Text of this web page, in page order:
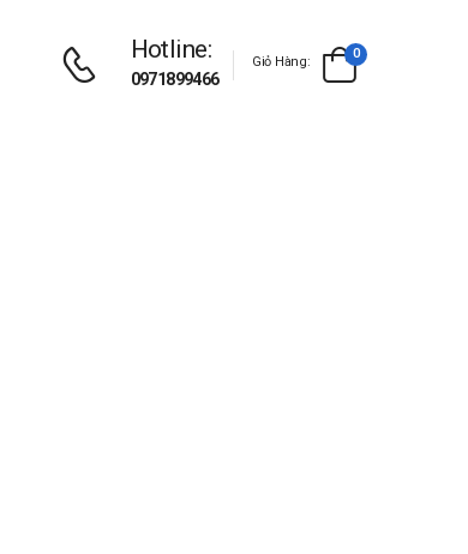
Hotline:
0971899466
Giỏ Hàng:
0